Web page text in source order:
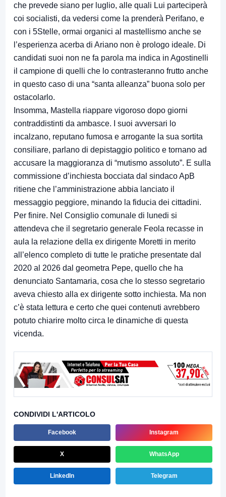
che prevede siano per luglio, alle quali Lui parteciperà
coi socialisti, da vedersi come la prenderà Perifano, e
con i 5Stelle, ormai organici al mastellismo anche se
l’esperienza acerba di Ariano non è prologo ideale. Di
candidati suoi non ne fa parola ma indica in Agostinelli
il campione di quelli che lo contrasteranno frutto anche
in questo caso di una “santa alleanza” buona solo per
ostacolarlo.
Insomma, Mastella riappare vigoroso dopo giorni
contraddistinti da ambasce. I suoi avversari lo
incalzano, reputano fumosa e arrogante la sua sortita
consiliare, parlano di depistaggio politico e tornano ad
accusare la maggioranza di “mutismo assoluto”. E sulla
commissione d’inchiesta bocciata dal sindaco ApB
ritiene che l’amministrazione abbia lanciato il
messaggio peggiore, minando la fiducia dei cittadini.
Per finire. Nel Consiglio comunale di lunedi si
attendeva che il segretario generale Feola recasse in
aula la relazione della ex dirigente Moretti in merito
all’elenco completo di tutte le pratiche presentate dal
2020 al 2026 dal geometra Pepe, quello che ha
denunciato Santamaria, cosa che lo stesso segretario
aveva chiesto alla ex dirigente sotto inchiesta. Ma non
c’è stata lettura e certo che quei contenuti avrebbero
potuto chiarire molto circa le dinamiche di questa
vicenda.
CONDIVIDI L'ARTICOLO
Facebook Instagram
X WhatsApp
LinkedIn Telegram